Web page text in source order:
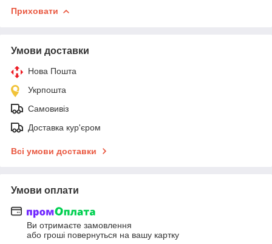
Приховати
Умови доставки
Нова Пошта
Укрпошта
Самовивіз
Доставка кур'єром
Всі умови доставки
Умови оплати
Ви отримаєте замовлення
або гроші повернуться на вашу картку